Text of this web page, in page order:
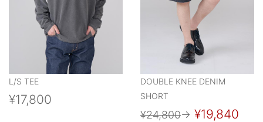
L/S TEE
¥17,800
DOUBLE KNEE DENIM
SHORT
¥24,800→ ¥19,840